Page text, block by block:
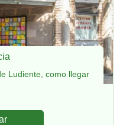
Ludiente, como llegar